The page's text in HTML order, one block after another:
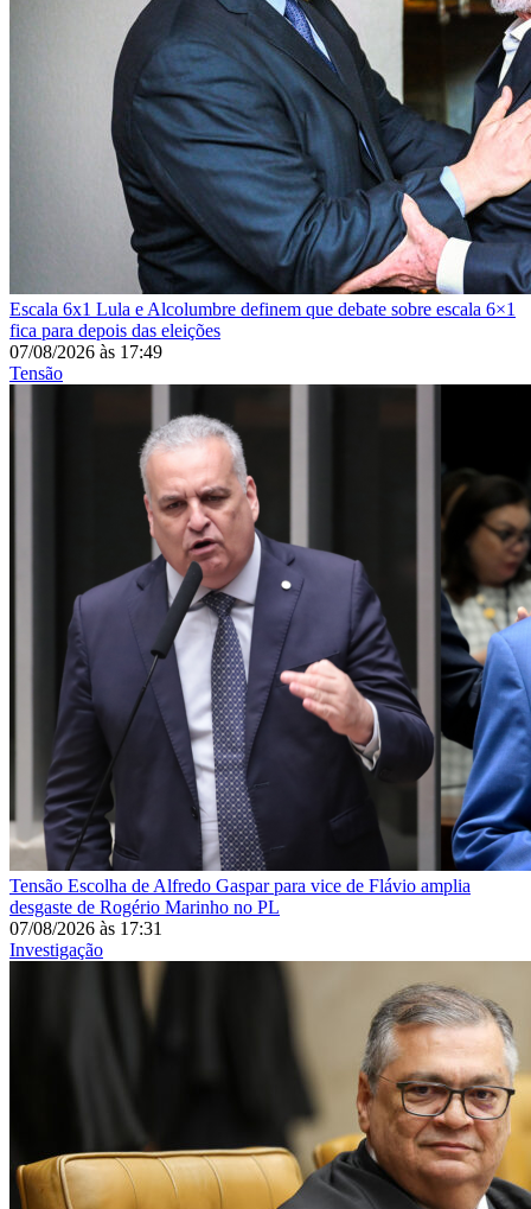
Escala 6x1 Lula e Alcolumbre definem que debate sobre escala 6×1
fica para depois das eleições
07/08/2026 às 17:49
Tensão
Tensão Escolha de Alfredo Gaspar para vice de Flávio amplia
desgaste de Rogério Marinho no PL
07/08/2026 às 17:31
Investigação